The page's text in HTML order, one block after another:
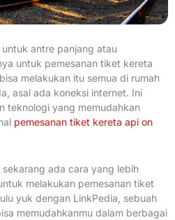
antre panjang atau
untuk pemesanan tiket kereta
melakukan itu semua di rumah
asal ada koneksi internet. Ini
teknologi yang memudahkan
pemesanan tiket kereta api on
ada cara yang lebih
melakukan pemesanan tiket
yuk dengan LinkPedia, sebuah
memudahkanmu dalam berbagai